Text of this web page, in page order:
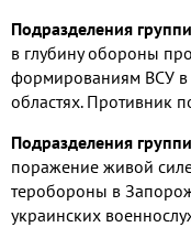
Подразделения
в глубину обороны
формированиям ВСУ
областях. Противник
Подразделения
поражение живой
теробороны в
украинских